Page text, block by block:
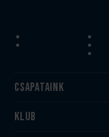
Csapataink
Felnőtt
Klub